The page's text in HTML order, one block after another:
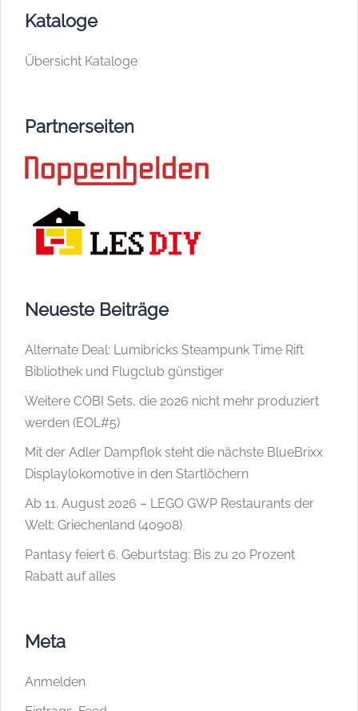
Kataloge
Übersicht Kataloge
Partnerseiten
Neueste Beiträge
Alternate Deal: Lumibricks Steampunk Time Rift
Bibliothek und Flugclub günstiger
Weitere COBI Sets, die 2026 nicht mehr produziert
werden (EOL#5)
Mit der Adler Dampflok steht die nächste BlueBrixx
Displaylokomotive in den Startlöchern
Ab 11. August 2026 – LEGO GWP Restaurants der
Welt: Griechenland (40908)
Pantasy feiert 6. Geburtstag: Bis zu 20 Prozent
Rabatt auf alles
Meta
Anmelden